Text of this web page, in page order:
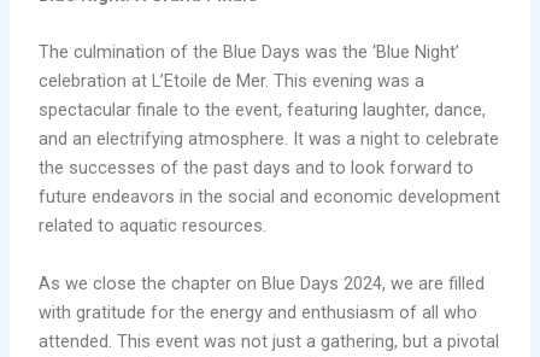
The culmination of the Blue Days was the ‘Blue Night’
celebration at L’Etoile de Mer. This evening was a
spectacular finale to the event, featuring laughter, dance,
and an electrifying atmosphere. It was a night to celebrate
the successes of the past days and to look forward to
future endeavors in the social and economic development
related to aquatic resources.
As we close the chapter on Blue Days 2024, we are filled
with gratitude for the energy and enthusiasm of all who
attended. This event was not just a gathering, but a pivotal